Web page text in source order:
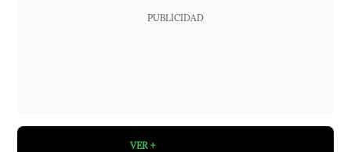
PUBLICIDAD
VER +